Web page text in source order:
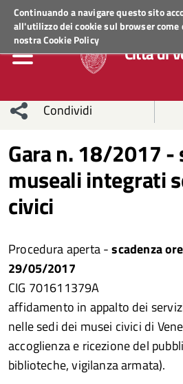
Continuando a navigare questo sito
all'utilizzo dei cookie sul browser
nostraCookie Policy
Regione VenetoACCEDI AI SERVIZI
Città di
Condividi
sui social
network
Condividi
su
Twitter
su
Gara n. 18/2017 -
museali integrati
civici
Procedura aperta -scadenza
29/05/2017
CIG 701611379A
affidamento in appalto dei
nelle sedi dei musei civici di
accoglienza e ricezione del
biblioteche, vigilanza armata).